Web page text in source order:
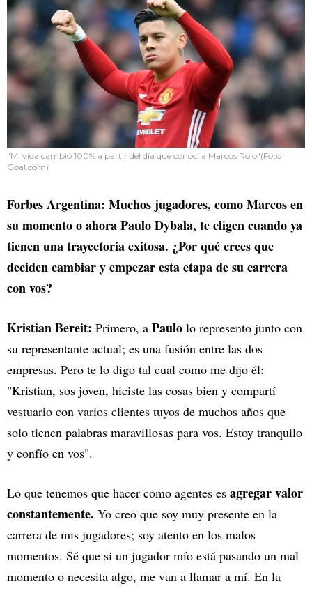
"Mi vida cambió 100% a partir del día que conocí a Marcos Rojo"(Foto
Goal.com)
Forbes Argentina: Muchos jugadores, como Marcos en
su momento o ahora Paulo Dybala, te eligen cuando ya
tienen una trayectoria exitosa. ¿Por qué crees que
deciden cambiar y empezar esta etapa de su carrera
con vos?
Kristian Bereit: Primero, a Paulo lo represento junto con
su representante actual; es una fusión entre las dos
empresas. Pero te lo digo tal cual como me dijo él:
"Kristian, sos joven, hiciste las cosas bien y compartí
vestuario con varios clientes tuyos de muchos años que
solo tienen palabras maravillosas para vos. Estoy tranquilo
y confío en vos".
Lo que tenemos que hacer como agentes es agregar valor
constantemente. Yo creo que soy muy presente en la
carrera de mis jugadores; soy atento en los malos
momentos. Sé que si un jugador mío está pasando un mal
momento o necesita algo, me van a llamar a mí. En la